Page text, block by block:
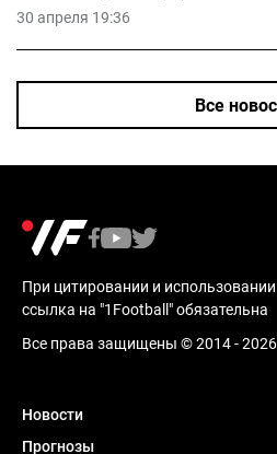
30 апреля 19:36
Все
При цитировании и
ссылка на "1Football" обязательна
Все права защищены © 2014 - 2026
Новости
Прогнозы